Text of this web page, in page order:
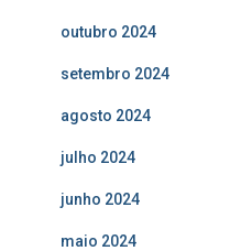
outubro 2024
setembro 2024
agosto 2024
julho 2024
junho 2024
maio 2024